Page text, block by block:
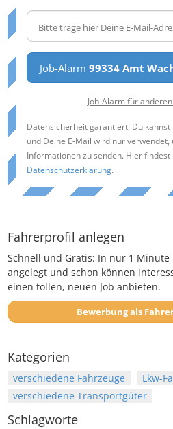
Job-Alarm 99334 Amt
Job-Alarm für
Datensicherheit garantiert! Du
und Deine E-Mail wird nur verwendet,
Informationen zu senden. Hier findest
Datenschutzerklärung.
Fahrerprofil anlegen
Schnell und Gratis: In nur 1
angelegt und schon können
einen tollen, neuen Job anbieten.
Kategorien
verschiedene Fahrzeuge Lkw-
verschiedene Transportgüter
Schlagworte